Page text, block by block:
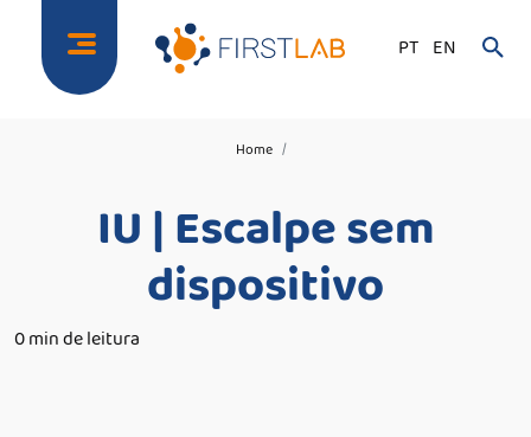
PT EN
Home
IU | Escalpe sem
dispositivo
0 min de leitura